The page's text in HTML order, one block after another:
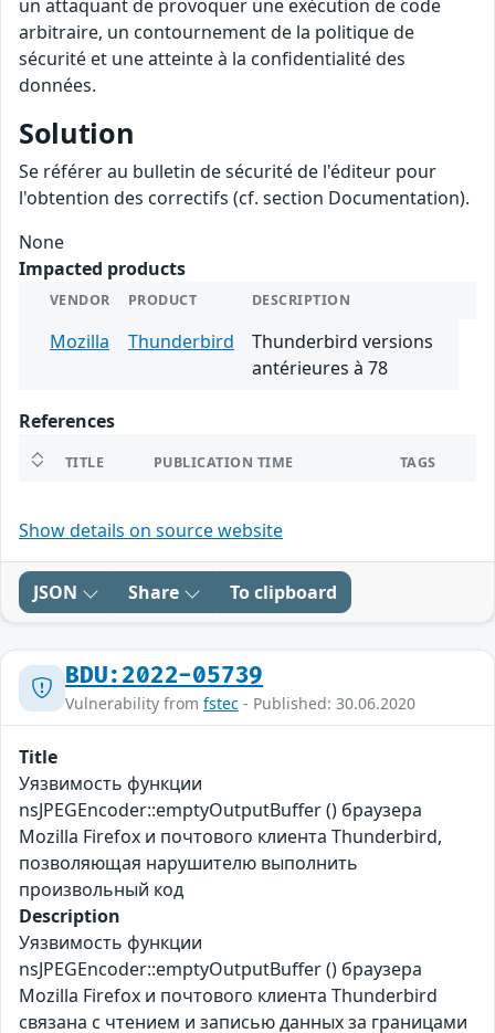
un attaquant de provoquer une exécution de code
arbitraire, un contournement de la politique de
sécurité et une atteinte à la confidentialité des
données.
Solution
Se référer au bulletin de sécurité de l'éditeur pour
l'obtention des correctifs (cf. section Documentation).
None
Impacted products
VENDOR PRODUCT DESCRIPTION
Mozilla Thunderbird
Thunderbird versions
antérieures à 78
References
TITLE PUBLICATION TIME TAGS
Show details on source website
JSON Share To clipboard
BDU:2022-05739
Vulnerability from fstec - Published: 30.06.2020
Title
Уязвимость функции
nsJPEGEncoder::emptyOutputBuffer () браузера
Mozilla Firefox и почтового клиента Thunderbird,
позволяющая нарушителю выполнить
произвольный код
Description
Уязвимость функции
nsJPEGEncoder::emptyOutputBuffer () браузера
Mozilla Firefox и почтового клиента Thunderbird
связана с чтением и записью данных за границами